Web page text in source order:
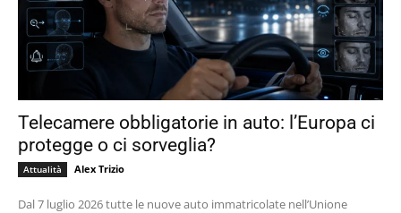
Telecamere obbligatorie in auto: l’Europa ci
protegge o ci sorveglia?
Attualità Alex Trizio
Dal 7 luglio 2026 tutte le nuove auto immatricolate nell’Unione